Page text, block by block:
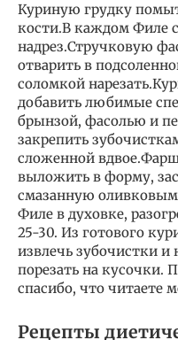
Куриную грудку
кости.В каждом Филе
надрез.Стручковую
отварить в
соломкой
добавить любимые
брынзой, фасолью и
закрепить
сложенной
выложить в форму,
смазанную
Филе в духовке,
25-30. Из готового
извлечь зубочистки и
порезать на кусочки.
спасибо, что читаете
Рецепты